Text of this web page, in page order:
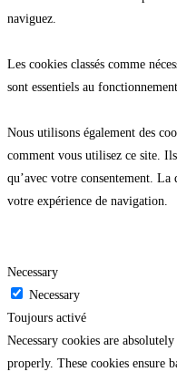
naviguez.
Les cookies classés comme
sont essentiels au
Nous utilisons également des
comment vous utilisez ce site.
qu’avec votre consentement.
votre expérience de navigation.
Necessary
Necessary
Toujours activé
Necessary cookies are
properly. These cookies ensure